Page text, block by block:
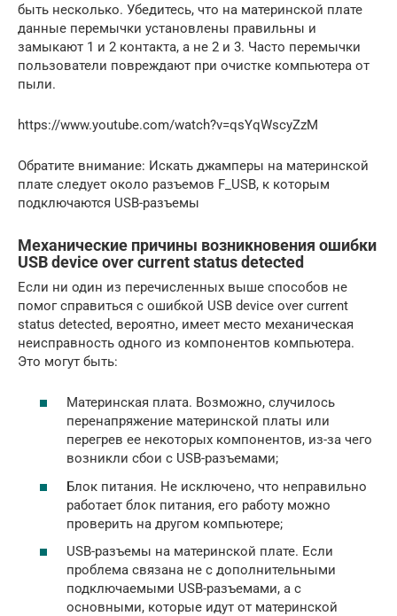
быть несколько. Убедитесь, что на материнской плате
данные перемычки установлены правильны и
замыкают 1 и 2 контакта, а не 2 и 3. Часто перемычки
пользователи повреждают при очистке компьютера от
пыли.
https://www.youtube.com/watch?v=qsYqWscyZzM
Обратите внимание: Искать джамперы на материнской
плате следует около разъемов F_USB, к которым
подключаются USB-разъемы
Механические причины возникновения ошибки
USB device over current status detected
Если ни один из перечисленных выше способов не
помог справиться с ошибкой USB device over current
status detected, вероятно, имеет место механическая
неисправность одного из компонентов компьютера.
Это могут быть:
Материнская плата. Возможно, случилось
перенапряжение материнской платы или
перегрев ее некоторых компонентов, из-за чего
возникли сбои с USB-разъемами;
Блок питания. Не исключено, что неправильно
работает блок питания, его работу можно
проверить на другом компьютере;
USB-разъемы на материнской плате. Если
проблема связана не с дополнительными
подключаемыми USB-разъемами, а с
основными, которые идут от материнской